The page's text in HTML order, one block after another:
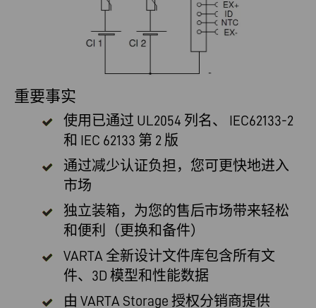
重要事实
使用已通过 UL2054 列名、 IEC62133-2
和 IEC 62133 第 2 版
通过减少认证负担，您可更快地进入
市场
独立装箱，为您的售后市场带来轻松
和便利（更换和备件）
VARTA 全新设计文件库包含所有文
件、3D 模型和性能数据
由 VARTA Storage 授权分销商提供